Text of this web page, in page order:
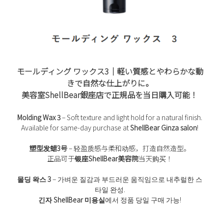
モールディング ワックス3 ｜軽い質感とやわらかな動
きで自然な仕上がりに。
美容室ShellBear銀座店で正規品を当日購入可能！
Molding Wax 3– Soft texture and light hold for a natural finish.
Available for same-day purchase atShellBear Ginza salon!
塑型发蜡3号– 轻盈质感与柔和动感，打造自然造型。
正品可于银座ShellBear美容院当天购买！
몰딩 왁스 3– 가벼운 질감과 부드러운 움직임으로 내추럴한 스
타일 완성.
긴자 ShellBear 미용실에서 정품 당일 구매 가능!